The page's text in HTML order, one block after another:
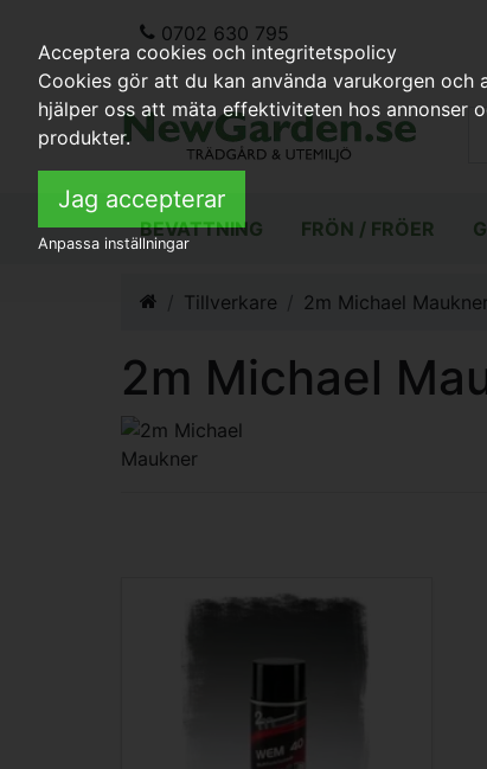
0702 630 795
BEVATTNING FRÖN / FRÖER
Tillverkare 2m Michael Maukner
2m Michael
Acceptera cookies och integritetspolicy
Cookies gör att du kan använda varukorgen
hjälper oss att mäta effektiviteten hos annonser
produkter.
Jag accepterar
Anpassa inställningar